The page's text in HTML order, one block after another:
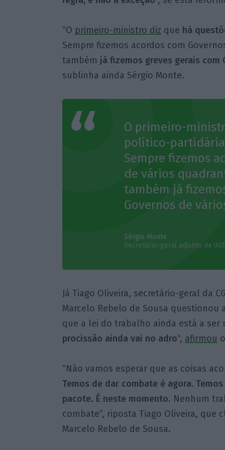
“O primeiro-ministro diz que há
Sempre fizemos acordos com
também já fizemos greves gerais
sublinha ainda Sérgio Monte.
O primeiro-
político-
Sempre fizemos
de vários
também já
Governos de
Sérgio Monte
Secretário-geral adjunto da UGT
Já Tiago Oliveira, secretário-geral da
Marcelo Rebelo de Sousa questionou
que a lei do trabalho ainda está a ser
procissão ainda vai no adro“, afirmou
“Não vamos esperar que as coisas
Temos de dar combate é agora.
pacote. É neste momento. Nenhum
combate”, riposta Tiago Oliveira, que
Marcelo Rebelo de Sousa.